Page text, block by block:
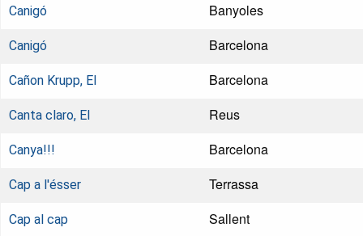
Canigó Banyoles
Canigó Barcelona
Cañon Krupp, El Barcelona
Canta claro, El Reus
Canya!!! Barcelona
Cap a l'ésser Terrassa
Cap al cap Sallent